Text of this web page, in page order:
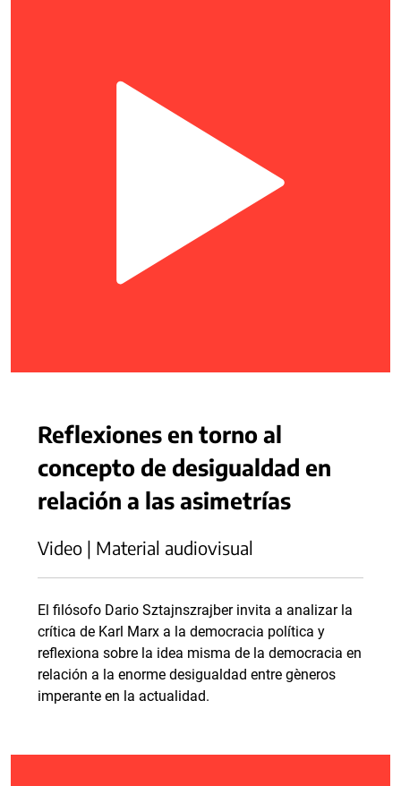
Reflexiones en torno al
concepto de desigualdad en
relación a las asimetrías
Video | Material audiovisual
El filósofo Dario Sztajnszrajber invita a analizar la
crítica de Karl Marx a la democracia política y
reflexiona sobre la idea misma de la democracia en
relación a la enorme desigualdad entre gèneros
imperante en la actualidad.